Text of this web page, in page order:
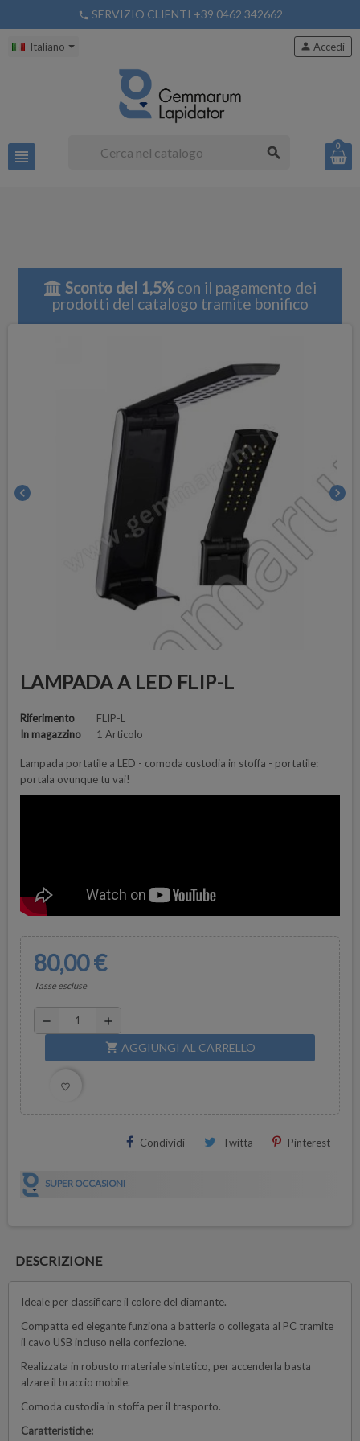
phone SERVIZIO CLIENTI +39 0462 342662
Italiano
view_headline search
person Accedi
0
Sconto del 1,5%con il pagamento dei
prodotti del catalogo tramite bonifico
chevron_left chevron_right
LAMPADA A LED FLIP-L
Riferimento
FLIP-L
In magazzino
1 Articolo
Lampada portatile a LED - comoda custodia in stoffa - portatile:
portala ovunque tu vai!
80,00 €
Tasse escluse
remove add
shopping_cart AGGIUNGI AL CARRELLO
favorite_border
Condividi Twitta Pinterest
SUPER OCCASIONI
DESCRIZIONE
Ideale per classificare il colore del diamante.
Compatta ed elegante funziona a batteria o collegata al PC tramite
il cavo USB incluso nella confezione.
Realizzata in robusto materiale sintetico, per accenderla basta
alzare il braccio mobile.
Comoda custodia in stoffa per il trasporto.
Caratteristiche: